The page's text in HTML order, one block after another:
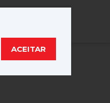
ACEITAR